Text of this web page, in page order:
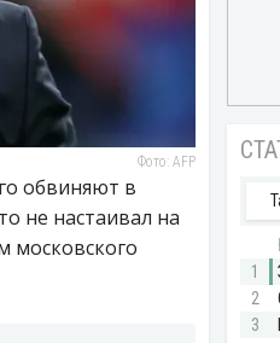
Фото: AFP
обвиняют в
не настаивал на
московского